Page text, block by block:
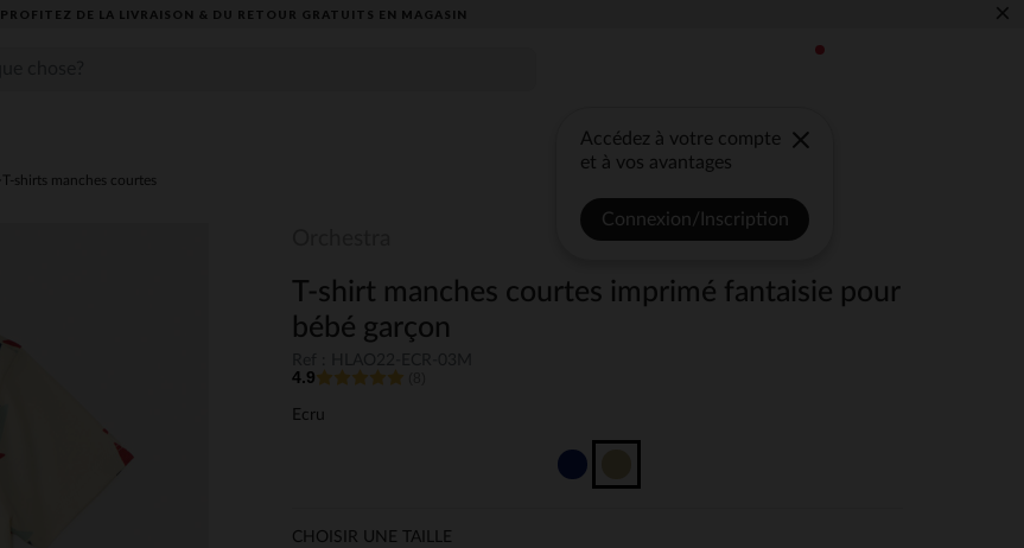
PROFITEZ DE LA LIVRAISON & DU RETOUR GRATUITS EN MAGASIN​ ×
Accédez à votre compte
et à vos avantages
Connexion/Inscription
T-shirts manches courtes
T-shirt manches courtes imprimé fantaisie pour
bébé garçon
4.9
Ecru
CHOISIR UNE TAILLE